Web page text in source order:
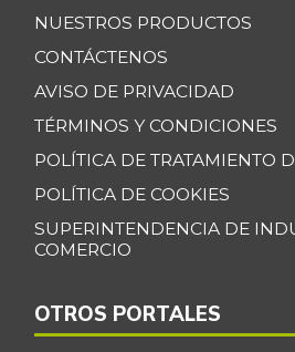
NUESTROS PRODUCTOS
CONTÁCTENOS
AVISO DE PRIVACIDAD
TÉRMINOS Y CONDICIONES
POLÍTICA DE TRATAMIENTO
POLÍTICA DE COOKIES
SUPERINTENDENCIA DE
COMERCIO
OTROS PORTALES